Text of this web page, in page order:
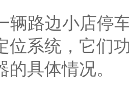
辆路边小店停
位系统，它们
具体情况。